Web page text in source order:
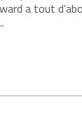
a tout